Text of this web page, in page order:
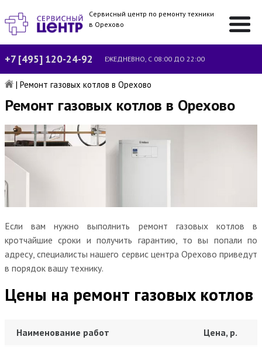
Сервисный центр по ремонту техники
в Орехово
+7 [495] 120-24-92 ЕЖЕДНЕВНО, С 08:00 ДО 22:00
| Ремонт газовых котлов в Орехово
Ремонт газовых котлов в Орехово
Если вам нужно выполнить ремонт газовых котлов в
кротчайшие сроки и получить гарантию, то вы попали по
адресу, специалисты нашего сервис центра Орехово приведут
в порядок вашу технику.
Цены на ремонт газовых котлов
Наименование работ Цена, р.